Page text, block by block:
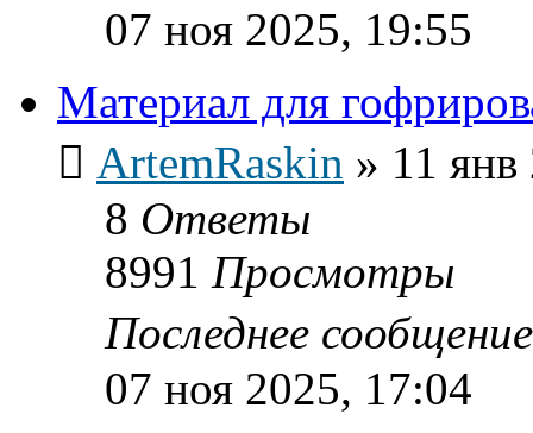
07 ноя 2025, 19:55
Материал для
ArtemRaskin » 11
8 Ответы
8991 Просмотры
Последнее
07 ноя 2025, 17:04